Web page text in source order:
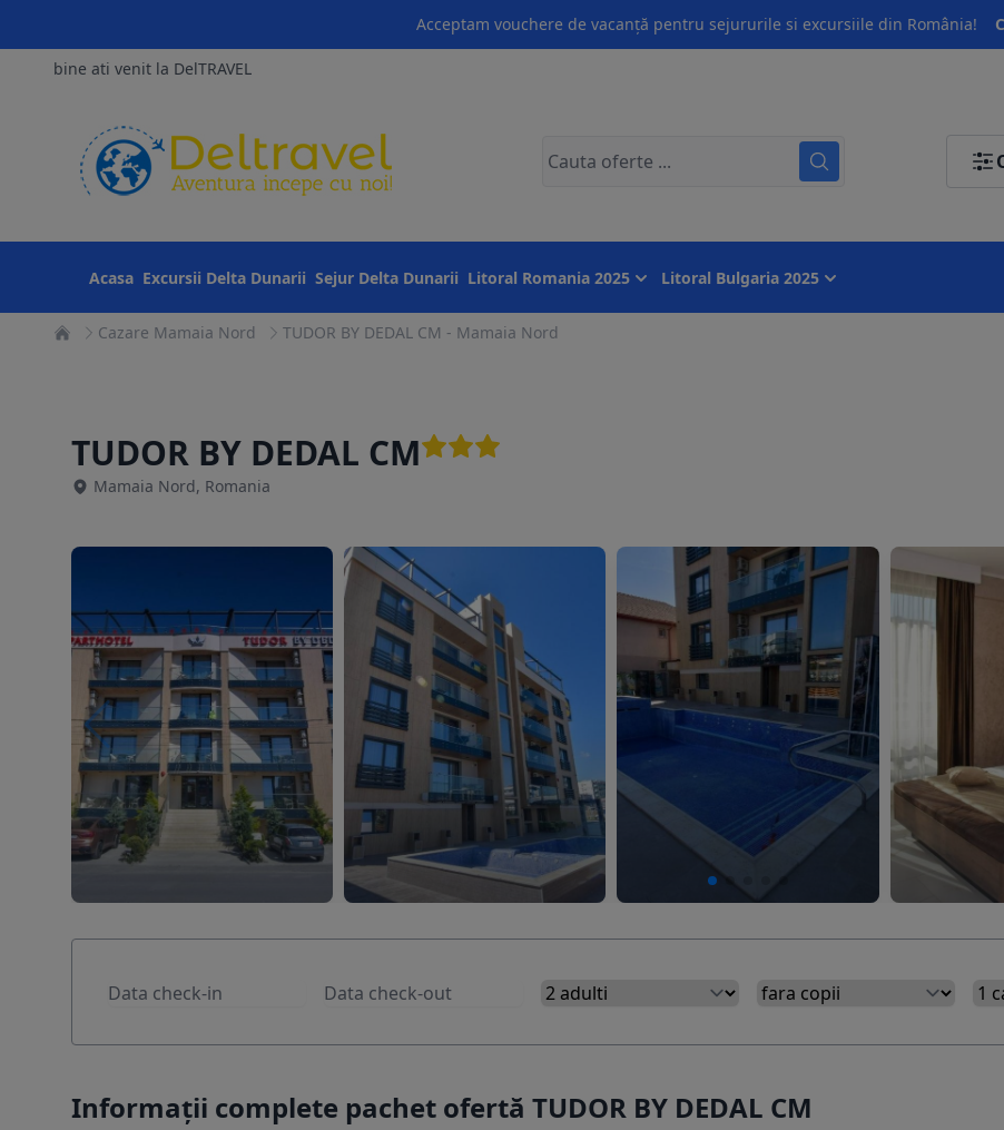
Acceptam vouchere de vacanță pentru sejururile si excursiile din România!
bine ati venit la DelTRAVEL
Acasa Excursii Delta Dunarii Sejur Delta Dunarii Litoral Romania 2025 Litoral Bulgaria 2025
Cazare Mamaia Nord TUDOR BY DEDAL CM - Mamaia Nord
TUDOR BY DEDAL CM
Mamaia Nord, Romania
Informații complete pachet ofertă TUDOR BY DEDAL CM